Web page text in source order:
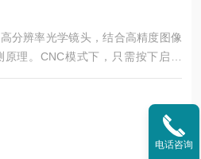
分辨率光学镜头，结合高精度图像
理。CNC模式下，只需按下启动
自动定位测量对象、匹配模板、测
电话咨询